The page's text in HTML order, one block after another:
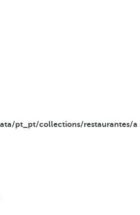
pt_pt/collections/restaurantes/a